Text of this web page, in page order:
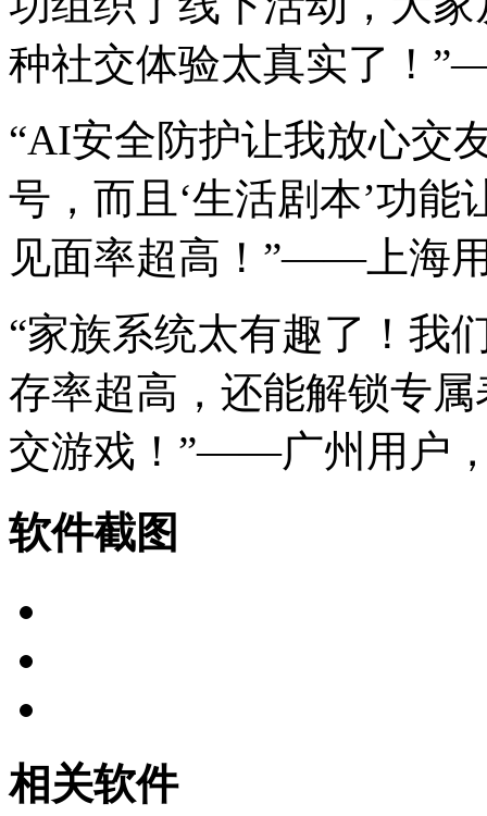
种社交体验太真实了！
“AI安全防护让我放心交
号，而且‘生活剧本’功
见面率超高！”——上海
“家族系统太有趣了！我
存率超高，还能解锁专
交游戏！”——广州用户
软件截图
相关软件